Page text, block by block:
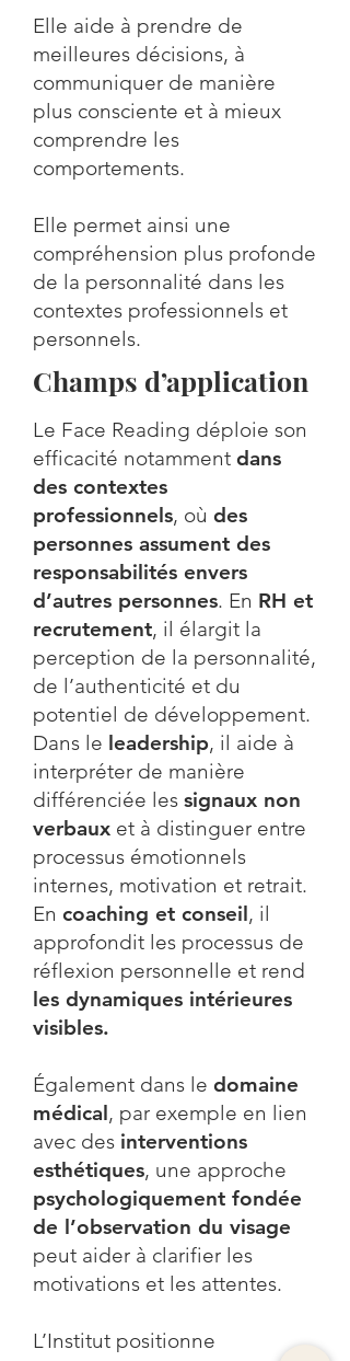
Elle aide à prendre de
meilleures décisions, à
communiquer de manière
plus consciente et à mieux
comprendre les
comportements.
Elle permet ainsi une
compréhension plus profonde
de la personnalité dans les
contextes professionnels et
personnels.
Champs d’application
Le Face Reading déploie son
efficacité notamment dans
des contextes
professionnels, où des
personnes assument des
responsabilités envers
d’autres personnes. En RH et
recrutement, il élargit la
perception de la personnalité,
de l’authenticité et du
potentiel de développement.
Dans le leadership, il aide à
interpréter de manière
différenciée les signaux non
verbaux et à distinguer entre
processus émotionnels
internes, motivation et retrait.
En coaching et conseil, il
approfondit les processus de
réflexion personnelle et rend
les dynamiques intérieures
visibles.
Également dans le domaine
médical, par exemple en lien
avec des interventions
esthétiques, une approche
psychologiquement fondée
de l’observation du visage
peut aider à clarifier les
motivations et les attentes.
L’Institut positionne